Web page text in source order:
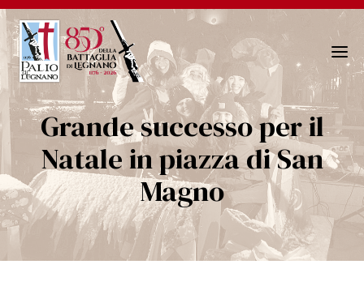
N
a
g
a
z
i
e
Grande successo per il
Natale in piazza di San
Magno